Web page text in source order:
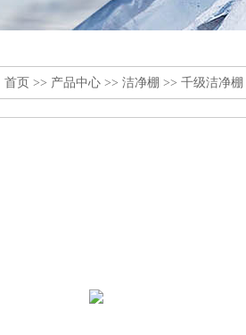
首页 >> 产品中心 >> 洁净棚 >> 千级洁净棚